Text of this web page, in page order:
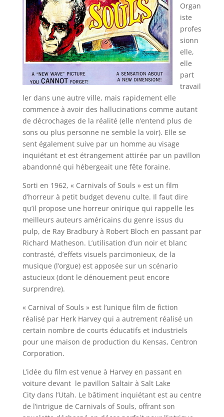
Organ
iste
profes
sionn
elle,
elle
part
travail
ler dans une autre ville, mais rapidement elle
commence à avoir des hallucinations comme autant
de décrochages de la réalité (elle n’entend plus de
sons ou plus personne ne semble la voir). Elle se
sent également suive par un homme au visage
inquiétant et est étrangement attirée par un pavillon
abandonné qui hébergeait une fête foraine.
Sorti en 1962, « Carnivals of Souls » est un film
d’horreur à petit budget devenu culte. Il faut dire
qu’il propose une horreur onirique qui rappelle les
meilleurs auteurs américains du genre issus du
pulp, de Ray Bradbury à Robert Bloch en passant par
Richard Matheson. L’utilisation d’un noir et blanc
contrasté, d’effets visuels parcimonieux, de la
musique (l’orgue) est apposée sur un scénario
astucieux (dont le dénouement peut encore
surprendre).
« Carnival of Souls » est l’unique film de fiction
réalisé par Herk Harvey qui a autrement réalisé un
certain nombre de courts éducatifs et industriels
pour une maison de production du Kensas, Centron
Corporation.
L’idée du film est venue à Harvey en passant en
voiture devant le pavillon Saltair à Salt Lake
City dans l’Utah. Le bâtiment inquiétant est au centre
de l’intrigue de Carnivals of Souls, offrant son